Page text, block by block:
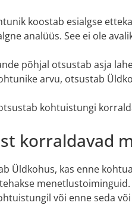
koostab esialgse
analüüs. See ei ole
põhjal otsustab asja
arvu, otsustab
kohtuistungi
korraldavad
Üldkohus, kas enne
või enne seda